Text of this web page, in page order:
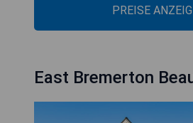
PREISE
East Bremerton